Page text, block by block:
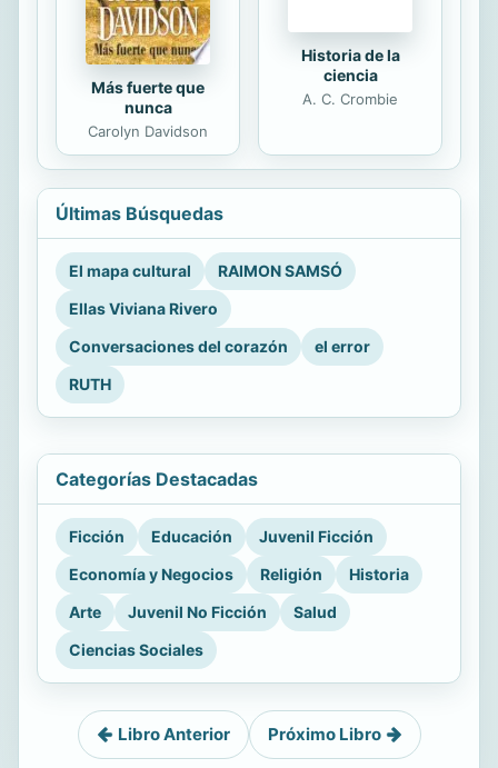
Más fuerte que
nunca
Carolyn Davidson
Historia de la
ciencia
A. C. Crombie
Últimas Búsquedas
El mapa cultural
RAIMON SAMSÓ
Ellas Viviana Rivero
Conversaciones del corazón
el error
RUTH
Categorías Destacadas
Ficción Educación
Juvenil Ficción
Economía y Negocios
Religión
Historia
Arte
Juvenil No Ficción
Salud
Ciencias Sociales
Libro Anterior Próximo Libro